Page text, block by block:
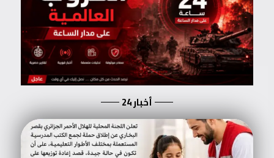
أخبار 24